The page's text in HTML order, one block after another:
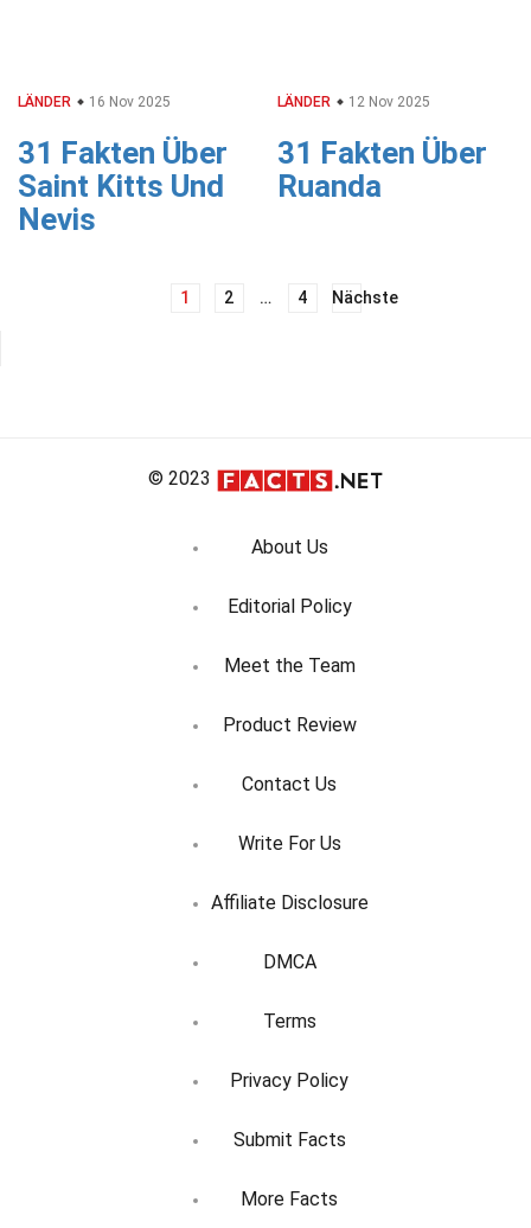
LÄNDER 16 Nov 2025
31 Fakten Über
Saint Kitts Und
Nevis
LÄNDER 12 Nov 2025
31 Fakten Über
Ruanda
1 2 … 4 Nächste
© 2023
About Us
Editorial Policy
Meet the Team
Product Review
Contact Us
Write For Us
Affiliate Disclosure
DMCA
Terms
Privacy Policy
Submit Facts
More Facts